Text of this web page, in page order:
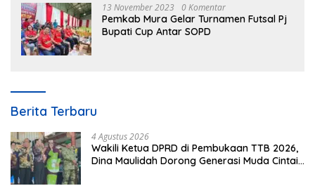
13 November 2023 0 Komentar
Pemkab Mura Gelar Turnamen Futsal Pj
Bupati Cup Antar SOPD
Berita Terbaru
4 Agustus 2026
Wakili Ketua DPRD di Pembukaan TTB 2026,
Dina Maulidah Dorong Generasi Muda Cintai